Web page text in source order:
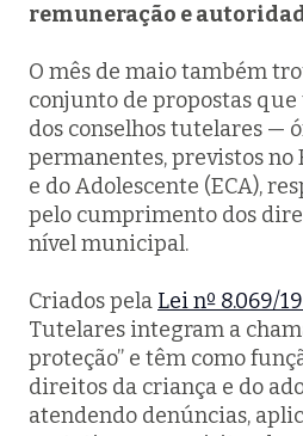
remuneração e
O mês de maio também
conjunto de propostas
dos conselhos tutelares —
permanentes, previstos no
e do Adolescente (ECA),
pelo cumprimento dos
nível municipal.
Criados pela Lei nº 8.069/
Tutelares integram a
proteção” e têm como
direitos da criança e do
atendendo denúncias,